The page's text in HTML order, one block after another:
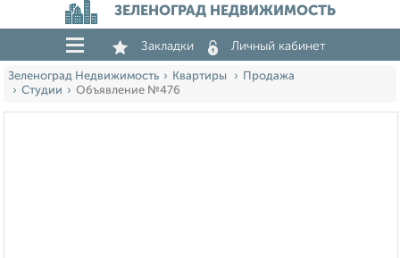
ЗЕЛЕНОГРАД НЕДВИЖИМОСТЬ
Закладки Личный кабинет
Зеленоград Недвижимость Квартиры
Продажа
Студии
Объявление №476